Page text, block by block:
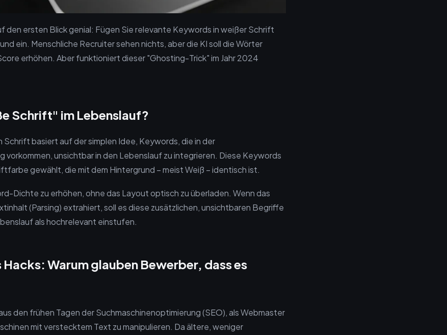
den ersten Blick genial: Fügen Sie relevante Keywords in weißer Schrift
ein. Menschliche Recruiter sehen nichts, aber die KI soll die Wörter
erhöhen. Aber funktioniert dieser "Ghosting-Trick" im Jahr 2024
Schrift" im Lebenslauf?
Schrift basiert auf der simplen Idee, Keywords, die in der
vorkommen, unsichtbar in den Lebenslauf zu integrieren. Diese Keywords
gewählt, die mit dem Hintergrund – meist Weiß – identisch ist.
Dichte zu erhöhen, ohne das Layout optisch zu überladen. Wenn das
(Parsing) extrahiert, soll es diese zusätzlichen, unsichtbaren Begriffe
als hochrelevant einstufen.
Hacks: Warum glauben Bewerber, dass es
den frühen Tagen der Suchmaschinenoptimierung (SEO), als Webmaster
mit verstecktem Text zu manipulieren. Da ältere, weniger